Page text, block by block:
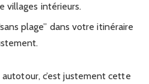
villages intérieurs.
plage” dans votre itinéraire
autotour, c’est justement cette